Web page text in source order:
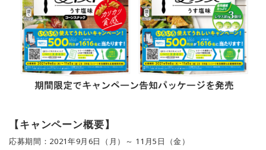
【キャンペーン概要】
応募期間：2021年9月6日（月）～ 11月5日（金）